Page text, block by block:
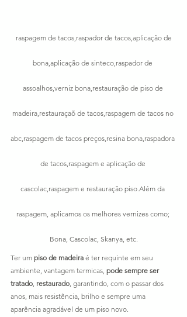
bona,aplicação de sinteco,raspador de
assoalhos,verniz bona,restauração de piso de
madeira,restauraçaõ de tacos,raspagem de tacos no
abc,raspagem de tacos preços,resina bona,raspadora
de tacos,raspagem e aplicação de
cascolac,raspagem e restauração piso.Além da
raspagem, aplicamos os melhores vernizes como;
Bona, Cascolac, Skanya, etc.
Ter um piso de madeira é ter requinte em seu
ambiente, vantagem termicas, pode sempre ser
tratado, restaurado, garantindo, com o passar dos
anos, mais resistência, brilho e sempre uma
aparência agradável de um piso novo.